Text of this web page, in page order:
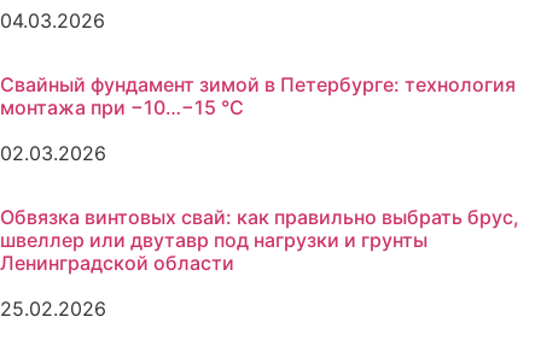
04.03.2026
Свайный фундамент зимой в Петербурге: технология
монтажа при −10…−15 °C
02.03.2026
Обвязка винтовых свай: как правильно выбрать брус,
швеллер или двутавр под нагрузки и грунты
Ленинградской области
25.02.2026